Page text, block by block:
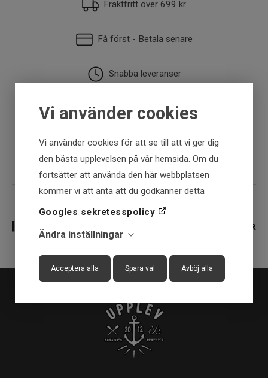
Vi använder cookies
Vi använder cookies för att se till att vi ger dig
den bästa upplevelsen på vår hemsida. Om du
fortsätter att använda den här webbplatsen
kommer vi att anta att du godkänner detta
Googles sekretesspolicy
Ändra inställningar
Acceptera alla Spara val Avböj alla
Fraktfritt över 699 kr
Få först - Betala senare
Snabba leveranser
30 dagar öppet köp
Fysisk butik